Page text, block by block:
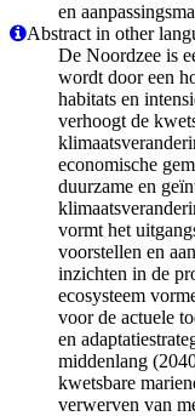
en
Abstract in other
De Noordzee is
wordt door een
habitats en
verhoogt de
economische
duurzame en
vormt het
voorstellen en
inzichten in de
ecosysteem
voor de actuele
en
middenlang
kwetsbare
verwerven van